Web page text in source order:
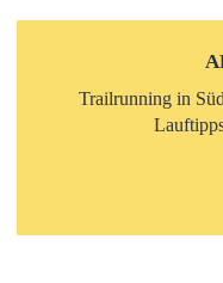
Trailrunning in